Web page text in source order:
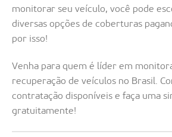
monitorar seu veículo, você pode
diversas opções de coberturas
por isso!
Venha para quem é líder em
recuperação de veículos no Brasil.
contratação disponíveis e faça uma
gratuitamente!